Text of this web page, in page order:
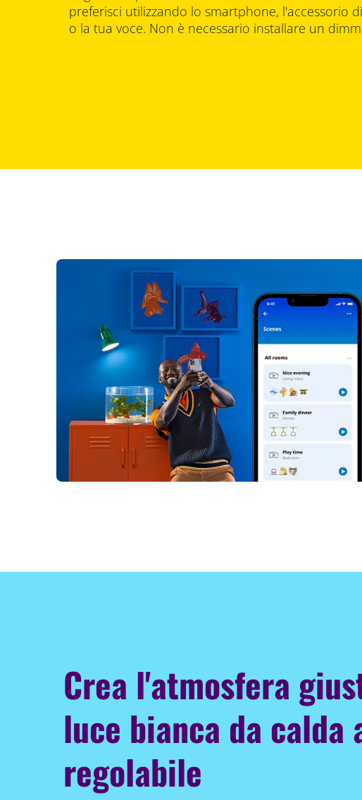
preferisci utilizzando lo smartphone, l'accessorio
o la tua voce. Non è necessario installare un
Crea l'atmosfera
luce bianca da calda
regolabile